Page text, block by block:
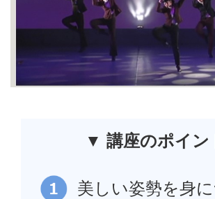
▼ 講座のポイン
美しい姿勢を身に